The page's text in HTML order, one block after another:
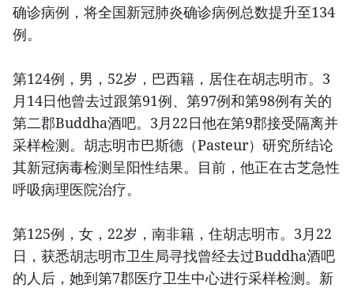
确诊病例，将全国新冠肺炎确诊病例总数提升至134
例。
第124例，男，52岁，巴西籍，居住在胡志明市。3
月14日他曾去过跟第91例、第97例和第98例有关的
第二郡Buddha酒吧。3月22日他在第9郡接受隔离并
采样检测。胡志明市巴斯德（Pasteur）研究所结论
其新冠病毒检测呈阳性结果。目前，他正在古芝急性
呼吸病理医院治疗。
第125例，女，22岁，南非籍，住胡志明市。3月22
日，获悉胡志明市卫生局寻找曾经去过Buddha酒吧
的人后，她到第7郡医疗卫生中心进行采样检测。新